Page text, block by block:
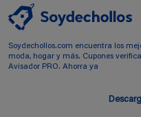
Soydechollos.com encuentra los
moda, hogar y más. Cupones
Avisador PRO. Ahorra ya